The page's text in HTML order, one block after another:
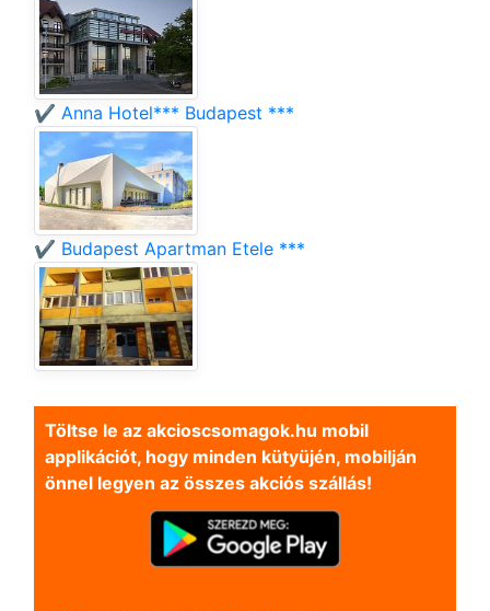
✔️ Anna Hotel*** Budapest ***
✔️ Budapest Apartman Etele ***
Töltse le az akcioscsomagok.hu mobil
applikációt, hogy minden kütyüjén, mobilján
önnel legyen az összes akciós szállás!